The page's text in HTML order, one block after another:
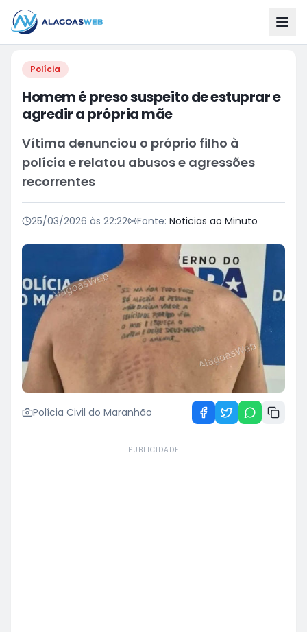
Polícia
Homem é preso suspeito de estuprar e
agredir a própria mãe
Vítima denunciou o próprio filho à
polícia e relatou abusos e agressões
recorrentes
25/03/2026 às 22:22 Fonte: Noticias ao Minuto
Polícia Civil do Maranhão
PUBLICIDADE